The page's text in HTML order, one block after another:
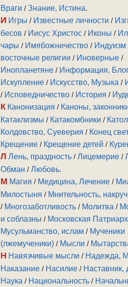
Враги /Знание, Истина.
И Игры / Известные личности /
бесов / Иисус Христос / Иконы /
чары / Имябожничество / Индуизм
восточные религии / Иноверные /
Инопланетяне / Информация,
Искупление / Искусство, Музыка /
/ Исповедничество / История /
К Канонизация / Каноны,
Катаклизмы / Катакомбники /
Колдовство, Суеверия / Конец
Крещение / Крещение детей /
Л Лень, праздность /Лицемерие /
Обман /Любовь.
М Магия / Медицина, Лечение /
Милостыня / Мнительность,
/ Многозаботливость / Молитва /
и соблазны / Московская
Мусульманство, ислам / Мученики
(лжемученики) / Мысли /
Н Навязчивые мысли / Надежда,
Наказание / Насилие / Наставник,
Наука / Национальность /